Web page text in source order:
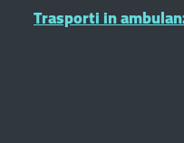
Trasporti in